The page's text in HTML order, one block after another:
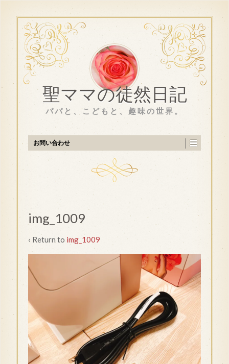
聖ママの徒然日記
パパと、こどもと、趣味の世界。
お問い合わせ
img_1009
‹ Return to img_1009